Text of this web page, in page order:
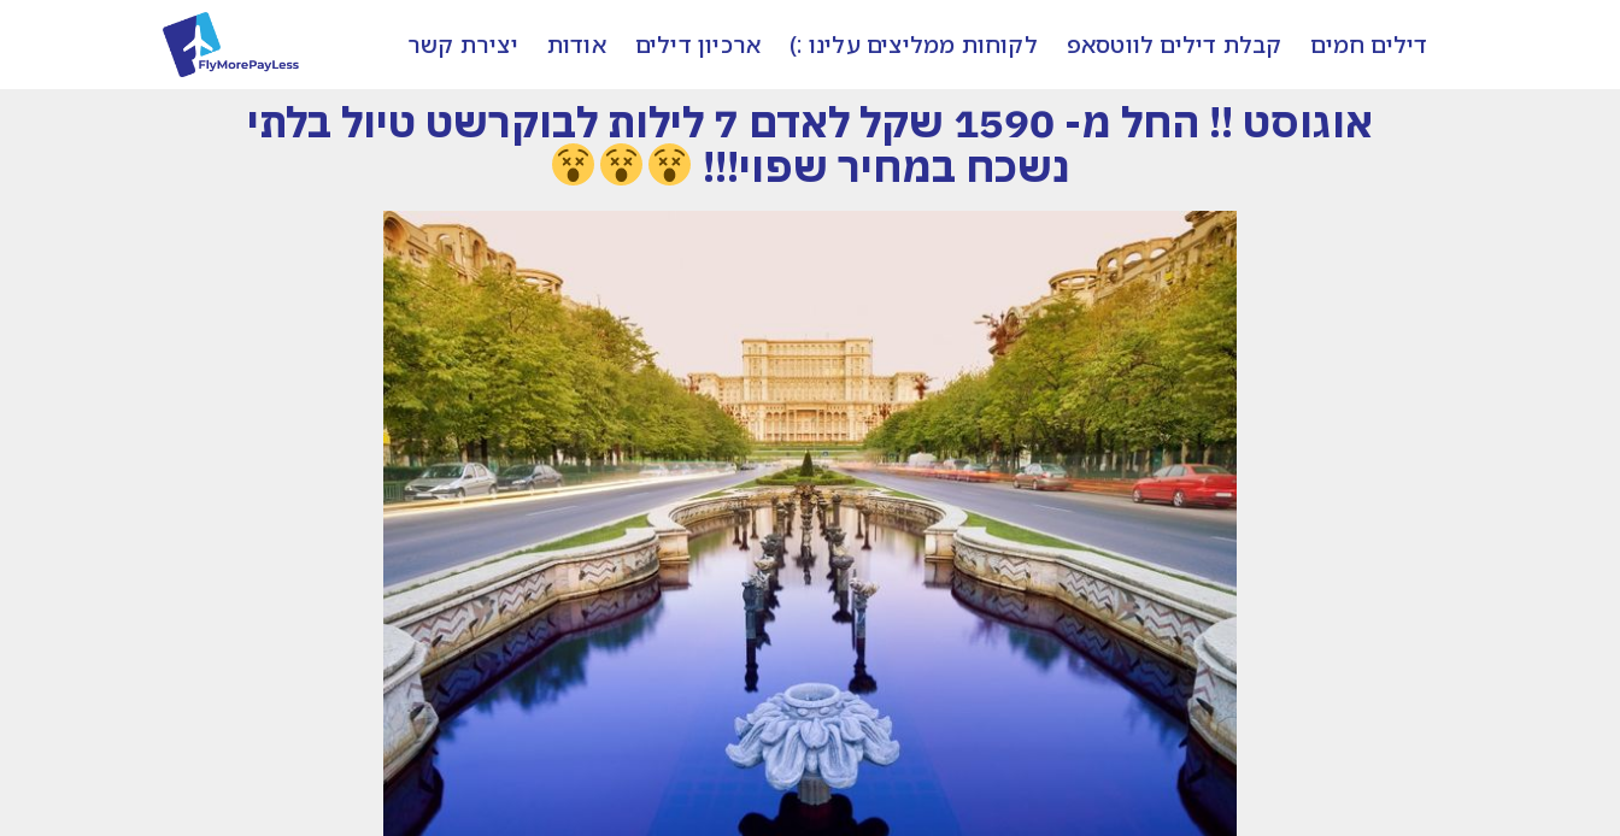
דילים חמים קבלת דילים לווטסאפ לקוחות ממליצים עלינו :) ארכיון דילים אודות יצירת קשר
אוגוסט !! החל מ- 1590 שקל לאדם 7 לילות לבוקרשט טיול בלתי
נשכח במחיר שפוי!!!